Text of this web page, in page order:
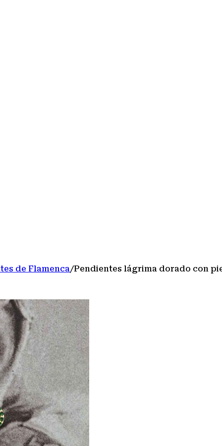
de Flamenca/Pendientes lágrima dorado con